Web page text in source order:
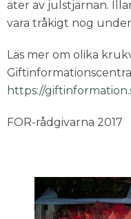
äter av julstjärnan.
vara tråkigt nog
Läs mer om olika
https://
FOR-rådgivarna 2017